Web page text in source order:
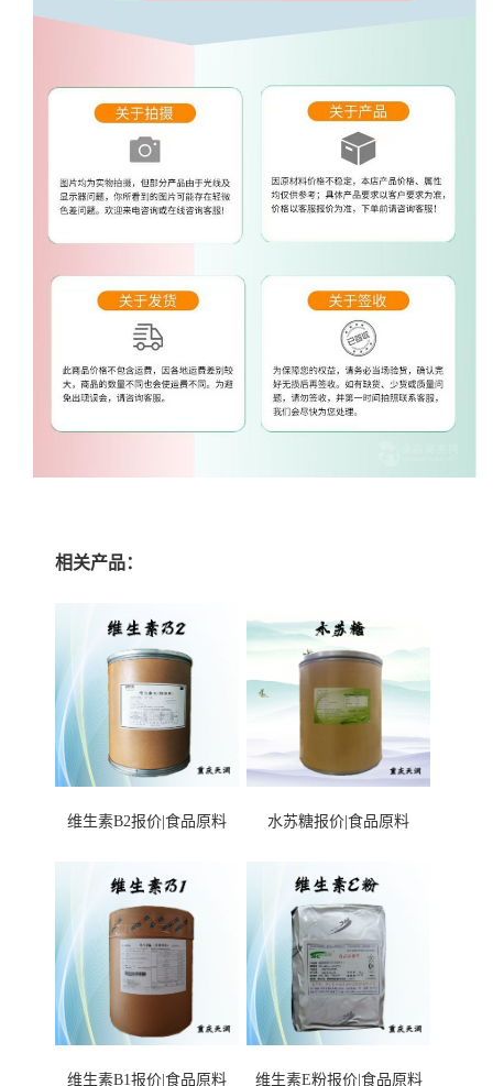
相关产品：
维生素B2报价|食品原料 水苏糖报价|食品原料
维生素B1报价|食品原料 维生素E粉报价|食品原料